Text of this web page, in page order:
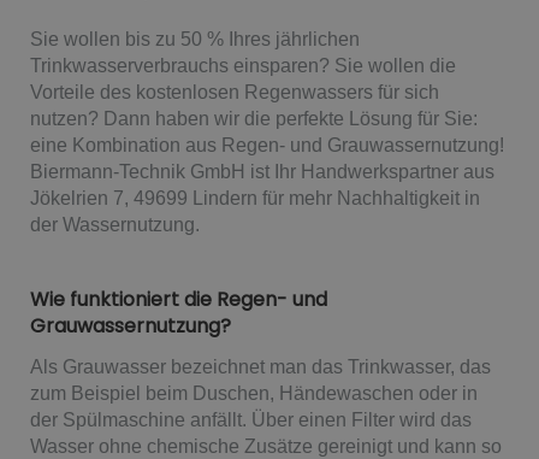
Sie wollen bis zu 50 % Ihres jährlichen
Trinkwasserverbrauchs einsparen? Sie wollen die
Vorteile des kostenlosen Regenwassers für sich
nutzen? Dann haben wir die perfekte Lösung für Sie:
eine Kombination aus Regen- und Grauwassernutzung!
Biermann-Technik GmbH ist Ihr Handwerkspartner aus
Jökelrien 7, 49699 Lindern für mehr Nachhaltigkeit in
der Wassernutzung.
Wie funktioniert die Regen- und
Grauwassernutzung?
Als Grauwasser bezeichnet man das Trinkwasser, das
zum Beispiel beim Duschen, Händewaschen oder in
der Spülmaschine anfällt. Über einen Filter wird das
Wasser ohne chemische Zusätze gereinigt und kann so